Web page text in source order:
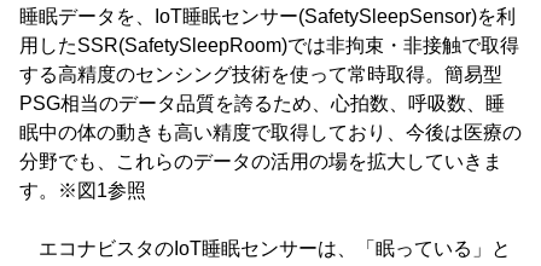
睡眠データを、IoT睡眠センサー(SafetySleepSensor)を利
用したSSR(SafetySleepRoom)では非拘束・非接触で取得
する高精度のセンシング技術を使って常時取得。簡易型
PSG相当のデータ品質を誇るため、心拍数、呼吸数、睡
眠中の体の動きも高い精度で取得しており、今後は医療の
分野でも、これらのデータの活用の場を拡大していきま
す。※図1参照
エコナビスタのIoT睡眠センサーは、「眠っている」と